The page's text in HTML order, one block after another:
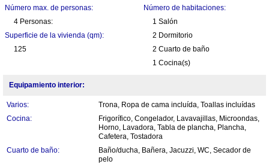
Número max. de personas:
4 Personas:
Superficie de la vivienda (qm):
125
Número de habitaciones:
1 Salón
2 Dormitorio
2 Cuarto de baño
1 Cocina(s)
Equipamiento interior:
Varios:
Trona, Ropa de cama incluída, Toallas incluídas
Cocina:
Frigorífico, Congelador, Lavavajillas, Microondas,
Horno, Lavadora, Tabla de plancha, Plancha,
Cafetera, Tostadora
Cuarto de baño:
Baño/ducha, Bañera, Jacuzzi, WC, Secador de
pelo